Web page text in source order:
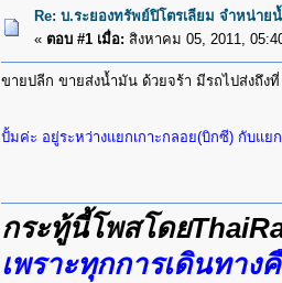
Re: บ.ระยองทรัพย์ปิโตรเลียม จำหน่าย
« ตอบ #1 เมื่อ: สิงหาคม 05, 2011,
ขายปลีก ขายส่งน้ำมัน ด้วยจร้า มีรถไปส่งถึง
ปั้มค่ะ อยู่ระหว่างแยกเกาะกลอย(บิกซี) กับแย
กระทู้นี้โพสโดย
เพราะทุกการเดินทาง